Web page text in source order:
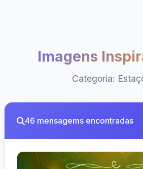
Imagens
Categoria:
46 mensagems encontradas